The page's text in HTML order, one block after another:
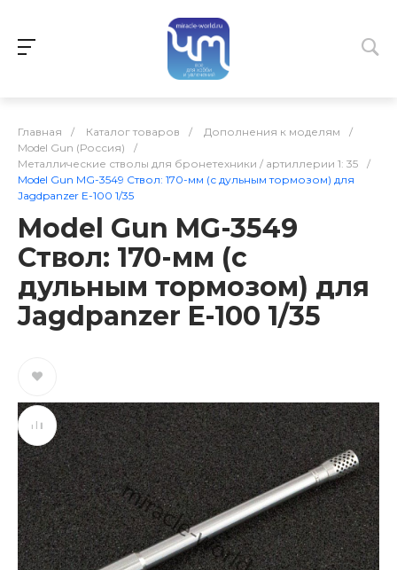
Главная / Каталог товаров / Дополнения к моделям
/
Model Gun (Россия)
/
Металлические стволы для бронетехники / артиллерии 1: 35
/
Model Gun MG-3549 Ствол: 170-мм (с дульным тормозом) для
Jagdpanzer E-100 1/35
Model Gun MG-3549
Ствол: 170-мм (с
дульным тормозом) для
Jagdpanzer E-100 1/35